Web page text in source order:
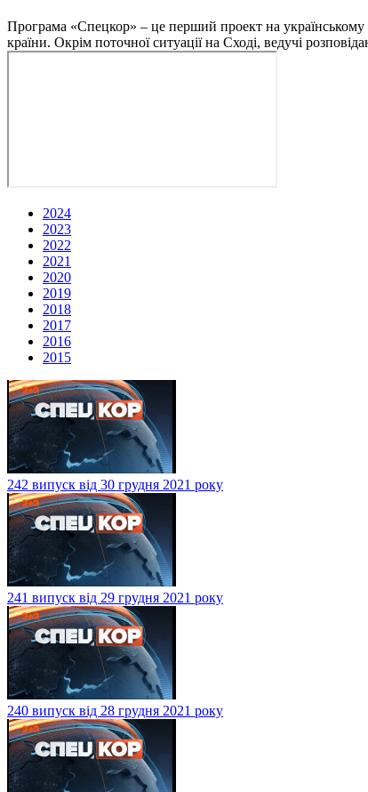
Програма «Спецкор» – це перший проект на українському
країни. Окрім поточної ситуації на Сході, ведучі
2024
2023
2022
2021
2020
2019
2018
2017
2016
2015
242 випуск від 30 грудня 2021 року
241 випуск від 29 грудня 2021 року
240 випуск від 28 грудня 2021 року